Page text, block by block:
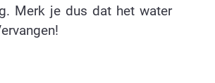
Merk je dus dat het water